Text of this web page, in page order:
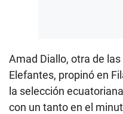
Amad Diallo, otra de
Elefantes, propinó en
la selección
con un tanto en el